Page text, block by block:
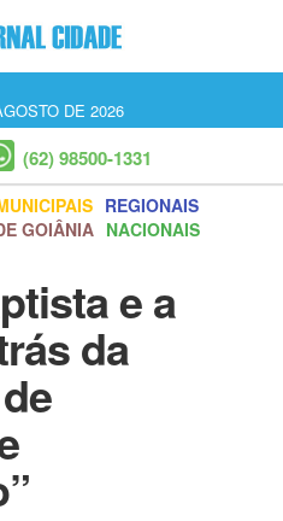
DE 2026
(62) 98500-1331
REGIONAIS
GOIÂNIA NACIONAIS
e a
da